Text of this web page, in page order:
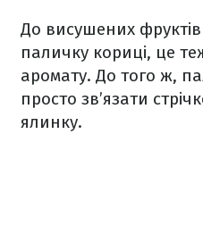
До висушених
паличку кориці, це
аромату. До того ж,
просто зв’язати
ялинку.